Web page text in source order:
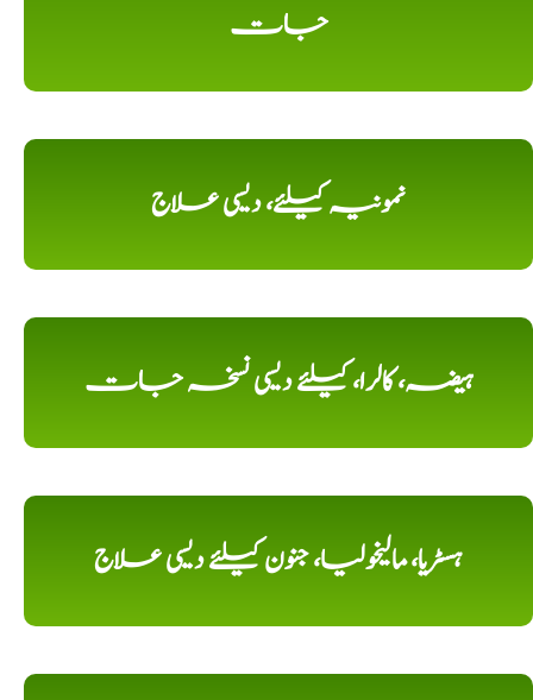
جات
نمونیہ کیلئے، دیسی علاج
ہیضہ، کالرا، کیلئے دیسی نسخہ جات
ہسٹریا، مالیخولیا، جنون کیلئے دیسی علاج